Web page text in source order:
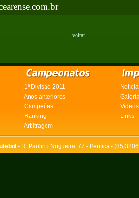
voltar
1ª Divisão 2011
Anos anteriores
Campeões
Vídeos
Ranking
Links
Arbitragem
- R. Paulino Nogueira, 77 - Benfica -